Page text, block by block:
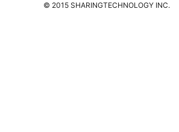
© 2015 SHARINGTECHNOLOGY INC.